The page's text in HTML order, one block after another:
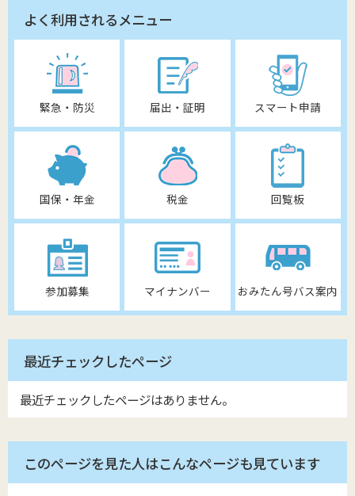
よく利用されるメニュー
緊急・防災 届出・証明 スマート申請
国保・年金 税金 回覧板
参加募集 マイナンバー おみたん号バス案内
最近チェックしたページ
最近チェックしたページはありません。
このページを見た人はこんなページも見ています